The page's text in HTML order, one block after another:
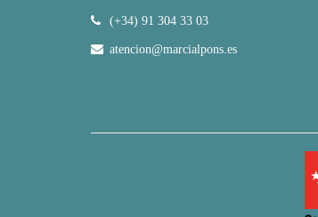
(+34) 91 304 33 03
atencion@marcialpons.es